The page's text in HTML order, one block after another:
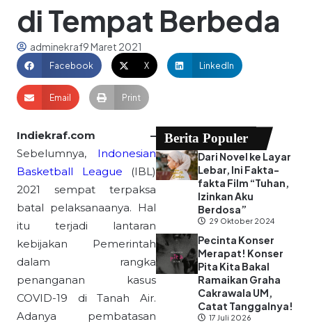
di Tempat Berbeda
adminekraf9 Maret 2021
Facebook X LinkedIn
Email Print
Indiekraf.com –
Sebelumnya, Indonesian
Basketball League (IBL)
2021 sempat terpaksa
batal pelaksanaanya. Hal
itu terjadi lantaran
kebijakan Pemerintah
dalam rangka
penanganan kasus
COVID-19 di Tanah Air.
Adanya pembatasan
Berita Populer
Dari Novel ke Layar
Lebar, Ini Fakta-
fakta Film “Tuhan,
Izinkan Aku
Berdosa”
29 Oktober 2024
Pecinta Konser
Merapat! Konser
Pita Kita Bakal
Ramaikan Graha
Cakrawala UM,
Catat Tanggalnya!
17 Juli 2026